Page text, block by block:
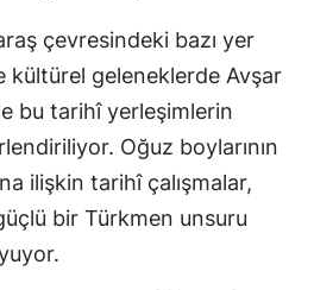
çevresindeki bazı yer
kültürel geleneklerde Avşar
bu tarihî yerleşimlerin
Oğuz boylarının
ilişkin tarihî çalışmalar,
bir Türkmen unsuru